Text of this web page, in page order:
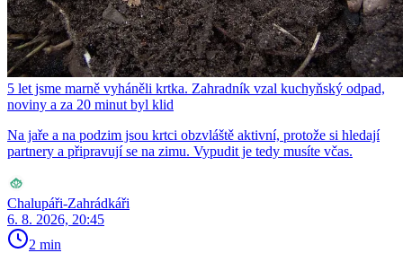
5 let jsme marně vyháněli krtka. Zahradník vzal kuchyňský odpad,
noviny a za 20 minut byl klid
Na jaře a na podzim jsou krtci obzvláště aktivní, protože si hledají
partnery a připravují se na zimu. Vypudit je tedy musíte včas.
Chalupáři-Zahrádkáři
6. 8. 2026, 20:45
2 min